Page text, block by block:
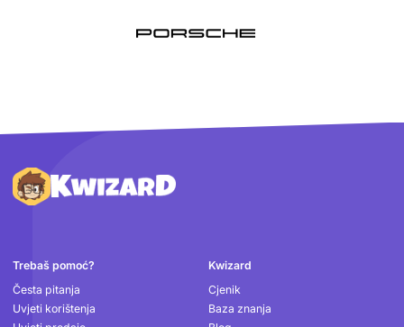
Podnožje
Trebaš pomoć?
Česta pitanja
Uvjeti korištenja
Kwizard
Cjenik
Baza znanja